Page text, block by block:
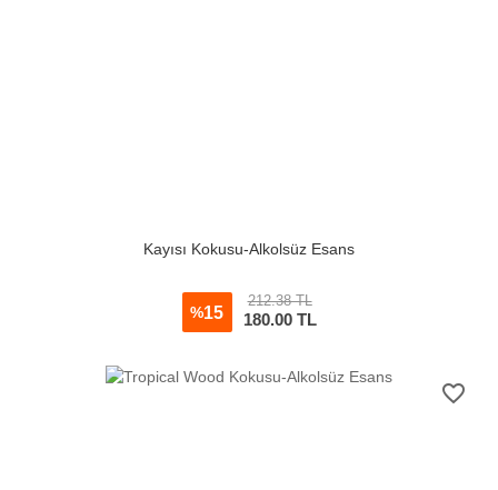
Kayısı Kokusu-Alkolsüz Esans
%15
212.38 TL
180.00TL
favorite_border